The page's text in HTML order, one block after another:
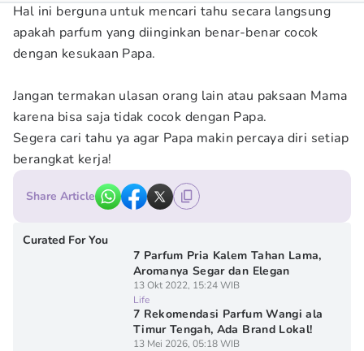
Hal ini berguna untuk mencari tahu secara langsung
apakah parfum yang diinginkan benar-benar cocok
dengan kesukaan Papa.
Jangan termakan ulasan orang lain atau paksaan Mama
karena bisa saja tidak cocok dengan Papa.
Segera cari tahu ya agar Papa makin percaya diri setiap
berangkat kerja!
Share Article
Curated For You
7 Parfum Pria Kalem Tahan Lama,
Aromanya Segar dan Elegan
13 Okt 2022, 15:24 WIB
Life
7 Rekomendasi Parfum Wangi ala
Timur Tengah, Ada Brand Lokal!
13 Mei 2026, 05:18 WIB